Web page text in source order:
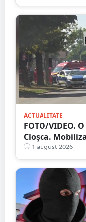
ACTUALITATE
FOTO/VIDEO.
Cloșca.
1 august 2026